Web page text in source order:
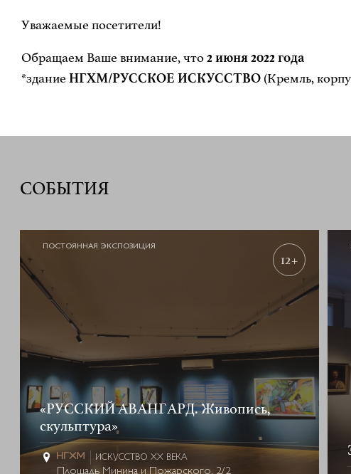
Уважаемые посетители!
Обращаем Ваше внимание, что2 июня 2022 года
*здание НГХМ/РУССКОЕ ИСКУССТВО(Кремль,
СОБЫТИЯ
ПОСТОЯННАЯ ЭКСПОЗИЦИЯ
12+
«РУССКИЙ АВАНГАРД. Живопись,
скульптура»
ИСКУССТВО XX ВЕКА
Площадь Минина и Пожарского, 2/2